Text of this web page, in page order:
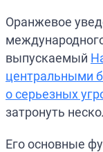
Оранжевое
выпускаемый
центральными
о серьезных
затронуть
Его основные